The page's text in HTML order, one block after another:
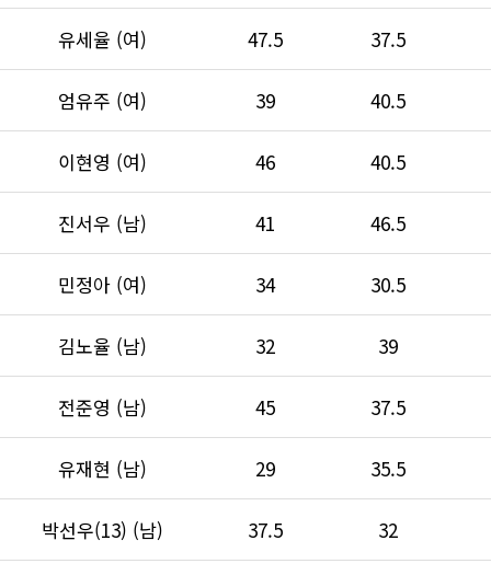
유세율 (여) 47.5 37.5
엄유주 (여) 39 40.5
이현영 (여) 46 40.5
진서우 (남) 41 46.5
민정아 (여) 34 30.5
김노율 (남) 32 39
전준영 (남) 45 37.5
유재현 (남) 29 35.5
박선우(13) (남) 37.5 32